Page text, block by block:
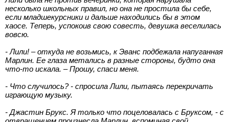
несколько школьных правил, но она не простила бы себе,
если младшекурсники и дальше находились бы в этом
хаосе. Теперь, успокоив свою совесть, девушка веселилась
вовсю.
- Лили! – откуда не возьмись, к Эванс подбежала напуганная
Марлин. Ее глаза метались в разные стороны, будто она
что-то искала. – Прошу, спаси меня.
- Что случилось? - спросила Лили, пытаясь перекричать
играющую музыку.
- Джастин Брукс. Я только что поцеловалась с Бруксом, - с